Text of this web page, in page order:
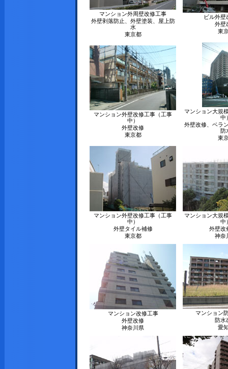
マンション外周壁改修工事
外壁剥落防止、外壁塗装、屋上防
水
東京都
ビル外壁
外壁
東
マンション外壁改修工事（工事
中）
外壁改修
東京都
マンション大規
中
外壁改修、ベラ
防
東
マンション外壁改修工事（工事
中）
外壁タイル補修
東京都
マンション大規
中
外壁改
神奈
マンション改修工事
外壁改修
神奈川県
マンション
防水
愛